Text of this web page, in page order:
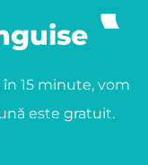
15 minute, vom
este gratuit.